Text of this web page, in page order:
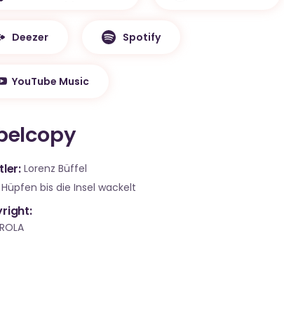
Deezer Spotify
YouTube Music
Lorenz Büffel
Hüpfen bis die Insel wackelt